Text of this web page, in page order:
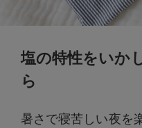
塩の特性をいか
ら
暑さで寝苦しい夜を